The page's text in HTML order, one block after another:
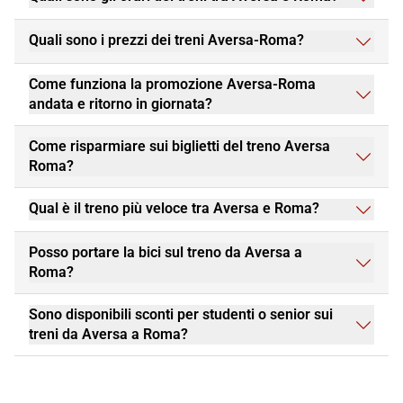
Quali sono i prezzi dei treni Aversa-Roma?
Come funziona la promozione Aversa-Roma
andata e ritorno in giornata?
Come risparmiare sui biglietti del treno Aversa
Roma?
Qual è il treno più veloce tra Aversa e Roma?
Posso portare la bici sul treno da Aversa a
Roma?
Sono disponibili sconti per studenti o senior sui
treni da Aversa a Roma?